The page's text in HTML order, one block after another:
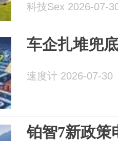
科技Sex 2026-07-
车企扎堆兜
速度计 2026-07-30
铂智7新政策